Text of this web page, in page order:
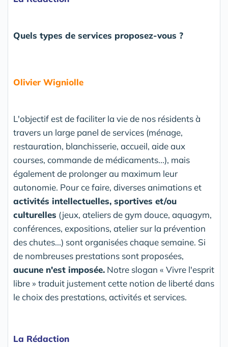
Quels types de services proposez-vous ?
Olivier Wigniolle
L'objectif est de faciliter la vie de nos résidents à
travers un large panel de services (ménage,
restauration, blanchisserie, accueil, aide aux
courses, commande de médicaments...), mais
également de prolonger au maximum leur
autonomie. Pour ce faire, diverses animations et
activités intellectuelles, sportives et/ou
culturelles (jeux, ateliers de gym douce, aquagym,
conférences, expositions, atelier sur la prévention
des chutes...) sont organisées chaque semaine. Si
de nombreuses prestations sont proposées,
aucune n'est imposée. Notre slogan « Vivre l'esprit
libre » traduit justement cette notion de liberté dans
le choix des prestations, activités et services.
La Rédaction